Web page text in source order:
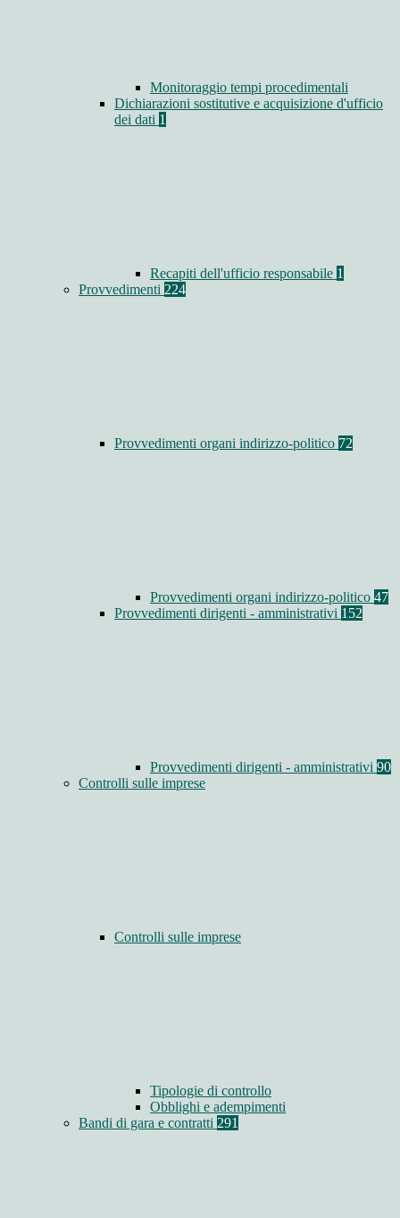
Monitoraggio tempi procedimentali
Dichiarazioni sostitutive e acquisizione d'ufficio
dei dati 1
Recapiti dell'ufficio responsabile 1
Provvedimenti 224
Provvedimenti organi indirizzo-politico 72
Provvedimenti organi indirizzo-politico 47
Provvedimenti dirigenti - amministrativi 152
Provvedimenti dirigenti - amministrativi 90
Controlli sulle imprese
Controlli sulle imprese
Tipologie di controllo
Obblighi e adempimenti
Bandi di gara e contratti 291